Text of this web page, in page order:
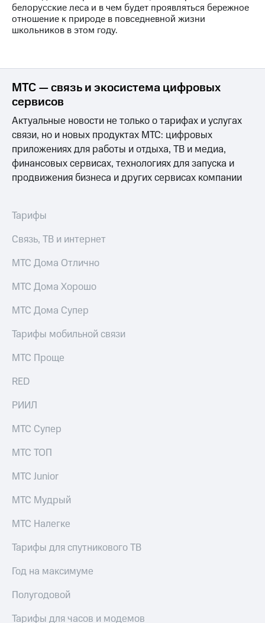
регионе
и акционерам
Корпоративное
Корпоративный
секретарь
Раскрытие
информации
Информация
акционерам
Документы
ПАО
"МТС"
Собрания
акционеров
капитал
и
Рынок
Описание
Программа
Порядок
выкупа
Описание
Уведомление
погашении
облигаций
Реквизиты
Контакты
развитие
На главную
белорусские леса и в чем будет проявляться бережное
отношение к природе в повседневной жизни
школьников в этом году.
МТС — связь и экосистема цифровых
сервисов
Актуальные новости не только о тарифах и услугах
связи, но и новых продуктах МТС: цифровых
приложениях для работы и отдыха, ТВ и медиа,
финансовых сервисах, технологиях для запуска и
продвижения бизнеса и других сервисах компании
Тарифы
Связь, ТВ и интернет
МТС Дома Отлично
МТС Дома Хорошо
МТС Дома Супер
Тарифы мобильной связи
МТС Проще
RED
РИИЛ
МТС Супер
МТС ТОП
МТС Junior
МТС Мудрый
МТС Налегке
Тарифы для спутникового ТВ
Год на максимуме
Полугодовой
Тарифы для часов и модемов